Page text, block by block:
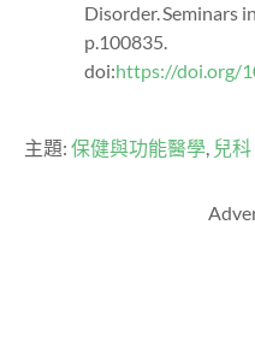
Disorder. Seminars
p.100835.
doi:https://doi.org/
主題: 保健與功能醫學, 兒科